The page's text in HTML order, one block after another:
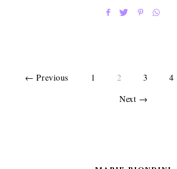
← Previous 1 2 3 4
Next →